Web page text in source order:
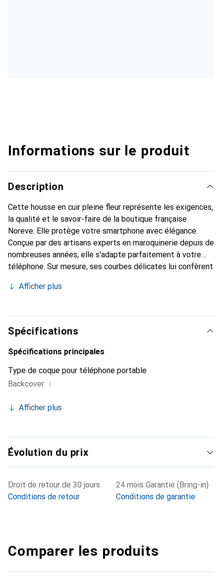
Informations sur le produit
Description
Cette housse en cuir pleine fleur représente les exigences,
la qualité et le savoir-faire de la boutique française
Noreve. Elle protège votre smartphone avec élégance.
Conçue par des artisans experts en maroquinerie depuis de
nombreuses années, elle s'adapte parfaitement à votre
téléphone. Sur mesure, ses courbes délicates lui confèrent
chic et essentiel de votre smartphone. Reconnaître
marque Noreve est un choix sûr pour une clientèle
exigeante.
Afficher plus
Spécifications
Spécifications principales
Type de coque pour téléphone portable
Backcover i
Afficher plus
Évolution du prix
Droit de retour de 30 jours
Conditions de retour
24 mois Garantie (Bring-in)
Conditions de garantie
Comparer les produits